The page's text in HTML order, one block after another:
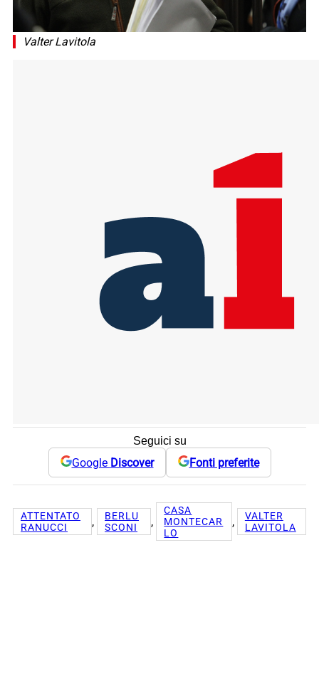
Valter Lavitola
Seguici su
Google Discover Fonti preferite
ATTENTATO
RANUCCI
,
BERLU
SCONI
,
CASA
MONTECAR
LO
,
VALTER
LAVITOLA